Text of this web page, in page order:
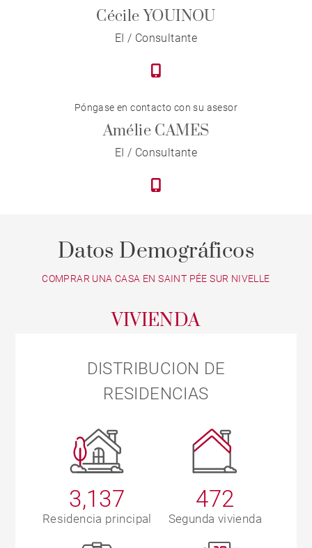
Cécile YOUINOU
EI / Consultante
Póngase en contacto con su asesor
Amélie CAMES
EI / Consultante
Datos Demográficos
COMPRAR UNA CASA EN SAINT PÉE SUR NIVELLE
VIVIENDA
DISTRIBUCION DE
RESIDENCIAS
3,137
Residencia principal
472
Segunda vivienda